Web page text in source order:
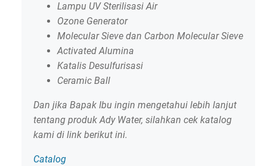
Lampu UV Sterilisasi Air
Ozone Generator
Molecular Sieve dan Carbon Molecular Sieve
Activated Alumina
Katalis Desulfurisasi
Ceramic Ball
Dan jika Bapak Ibu ingin mengetahui lebih lanjut
tentang produk Ady Water, silahkan cek katalog
kami di link berikut ini.
Catalog